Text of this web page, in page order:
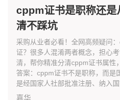
cppm证书是职称还是
清不踩坑
采购从业者必看！全网高频疑问
证？很多人混淆两者概念，担心
清，帮你精准分清cppm证书属性
答案：cppm证书不是职称，而是
是经国家人社部批准注册、纳入国
嘉华